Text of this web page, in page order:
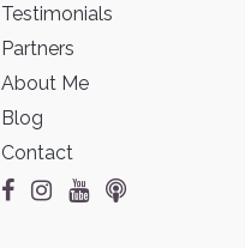
Testimonials
Partners
About Me
Blog
Contact